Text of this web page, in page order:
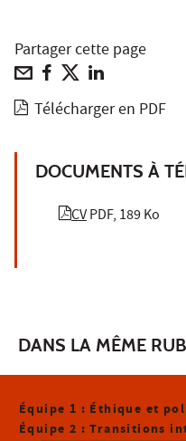
Partager cette page
Télécharger en PDF
DOCUMENTS À
CVPDF, 189 Ko
DANS LA MÊME
Équipe 1 : Éthique et
Équipe 2 : Transitions